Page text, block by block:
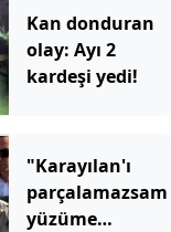
yavrusu öldü
Kan donduran
olay: Ayı 2
kardeşi yedi!
"Karayılan'ı
parçalamazsam
yüzüme